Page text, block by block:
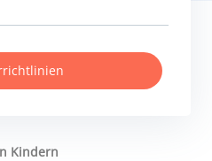
Kindern